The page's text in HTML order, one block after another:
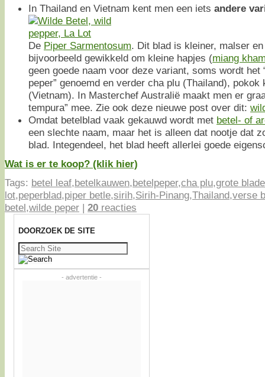
In Thailand en Vietnam kent men een iets andere
De Piper Sarmentosum. Dit blad is kleiner, malser
bijvoorbeeld gewikkeld om kleine hapjes (miang
geen goede naam voor deze variant, soms wordt het
peper” genoemd en verder cha plu (Thailand),
(Vietnam). In Masterchef Australië maakt men er
tempura” mee. Zie ook deze nieuwe post over dit:
Omdat betelblad vaak gekauwd wordt met betel- of
een slechte naam, maar het is alleen dat nootje dat
blad. Integendeel, het blad heeft allerlei goede
Wat is er te koop? (klik hier)
Tags: betel leaf,betelkauwen,betelpeper,cha plu,grote
lot,peperblad,piper betle,sirih,Sirih-Pinang,Thailand,verse
betel,wilde peper | 20 reacties
DOORZOEK DE SITE
Zoeken
naar:
- advertentie -